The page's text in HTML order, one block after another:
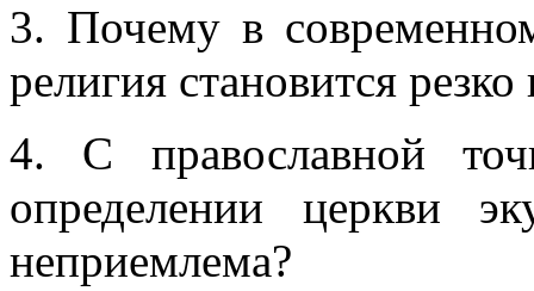
3. Почему в
религия становится
4. С православной
определении церкви
неприемлема?